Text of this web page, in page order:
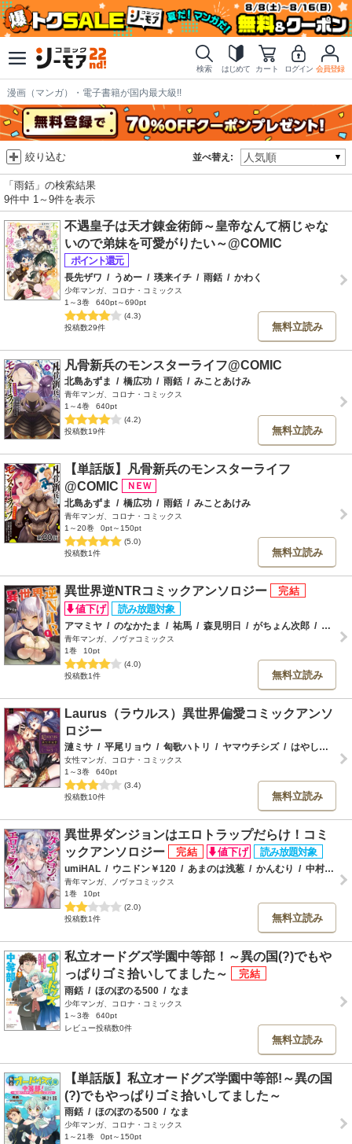
検索 はじめて カート ログイン 会員登録
漫画（マンガ）・電子書籍が国内最大級!!
並べ替え:
絞り込む
「雨銛」の検索結果
9件中 1～9件を表示
不遇皇子は天才錬金術師～皇帝なんて柄じゃな
いので弟妹を可愛がりたい～@COMIC
長先ザワ / うめー / 瑛来イチ / 雨銛 / かわく
少年マンガ、コロナ・コミックス
1～3巻
640pt～690pt
(4.3)
投稿数29件
無料立読み
凡骨新兵のモンスターライフ@COMIC
北島あずま / 橋広功 / 雨銛 / みことあけみ
青年マンガ、コロナ・コミックス
1～4巻
640pt
(4.2)
投稿数19件
無料立読み
【単話版】凡骨新兵のモンスターライフ
@COMIC
北島あずま / 橋広功 / 雨銛 / みことあけみ
青年マンガ、コロナ・コミックス
1～20巻
0pt～150pt
(5.0)
投稿数1件
無料立読み
異世界逆NTRコミックアンソロジー
アマミヤ / のなかたま / 祐馬 / 森見明日 / がちょん次郎 /
青年マンガ、ノヴァコミックス
1巻
10pt
(4.0)
投稿数1件
無料立読み
Laurus（ラウルス）異世界偏愛コミックアンソ
ロジー
漣ミサ / 平尾リョウ / 匈歌ハトリ / ヤマウチシズ / はやしね
女性マンガ、コロナ・コミックス
1～3巻
640pt
(3.4)
投稿数10件
無料立読み
異世界ダンジョンはエロトラップだらけ！コミ
ックアンソロジー
umiHAL / ウニドン￥120 / あまのは浅葱 / かんむり / 中村べーた
青年マンガ、ノヴァコミックス
1巻
10pt
(2.0)
投稿数1件
無料立読み
私立オードグズ学園中等部！～異の国(?)でもや
っぱりゴミ拾いしてました～
雨銛 / ほのぼのる500 / なま
少年マンガ、コロナ・コミックス
1～3巻
640pt
レビュー投稿数0件
無料立読み
【単話版】私立オードグズ学園中等部!～異の国
(?)でもやっぱりゴミ拾いしてました～
雨銛 / ほのぼのる500 / なま
少年マンガ、コロナ・コミックス
1～21巻
0pt～150pt